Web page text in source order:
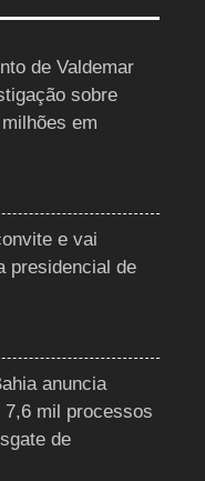
de Valdemar
sobre
em
e vai
presidencial de
anuncia
mil processos
de